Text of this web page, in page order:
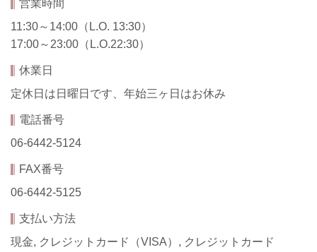
営業時間
11:30～14:00（L.O. 13:30）
17:00～23:00（L.O.22:30）
休業日
定休日は日曜日です、年始三ヶ日はお休み
電話番号
06-6442-5124
FAX番号
06-6442-5125
支払い方法
現金, クレジットカード（VISA）, クレジットカード